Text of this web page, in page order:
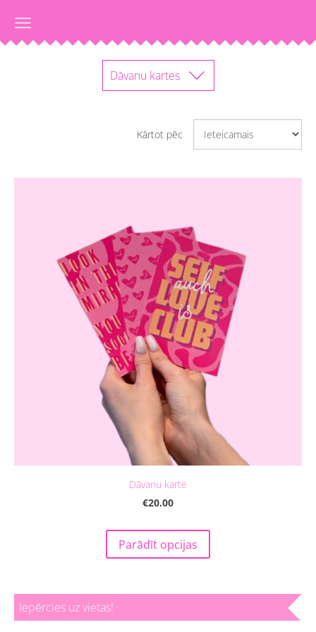
Dāvanu kartes
Iepērcies uz vietas!
Kārtot pēc
Dāvanu karte
€20.00
Parādīt opcijas